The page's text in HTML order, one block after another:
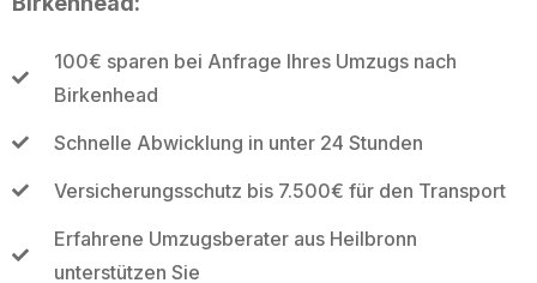
100€ sparen bei Anfrage Ihres Umzugs nach
Birkenhead
Schnelle Abwicklung in unter 24 Stunden
Versicherungsschutz bis 7.500€ für den Transport
Erfahrene Umzugsberater aus Heilbronn
unterstützen Sie